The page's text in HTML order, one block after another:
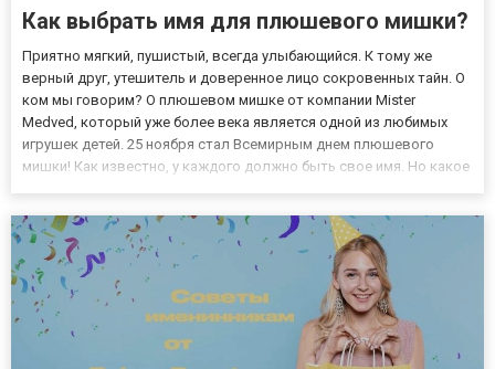
Как выбрать имя для плюшевого мишки?
Приятно мягкий, пушистый, всегда улыбающийся. К тому же
верный друг, утешитель и доверенное лицо сокровенных тайн. О
ком мы говорим? О плюшевом мишке от компании Mister
Medved, который уже более века является одной из любимых
игрушек детей. 25 ноября стал Всемирным днем ​​плюшевого
мишки! Как известно, у каждого должно быть свое имя. Но какое